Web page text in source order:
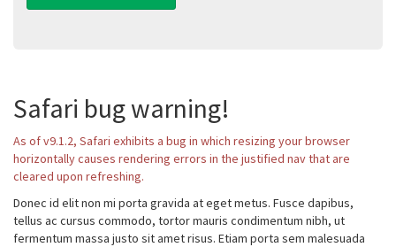
Safari bug warning!
As of v9.1.2, Safari exhibits a bug in which resizing your browser
horizontally causes rendering errors in the justified nav that are
cleared upon refreshing.
Donec id elit non mi porta gravida at eget metus. Fusce dapibus,
tellus ac cursus commodo, tortor mauris condimentum nibh, ut
fermentum massa justo sit amet risus. Etiam porta sem malesuada